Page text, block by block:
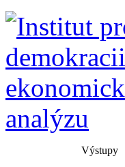
Výstupy